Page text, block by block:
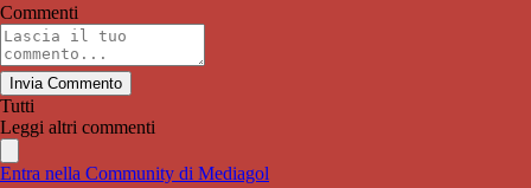
Commenti
Invia Commento
Tutti
Leggi altri commenti
Entra nella Community di Mediagol